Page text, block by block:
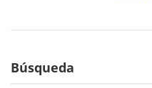
Búsqueda